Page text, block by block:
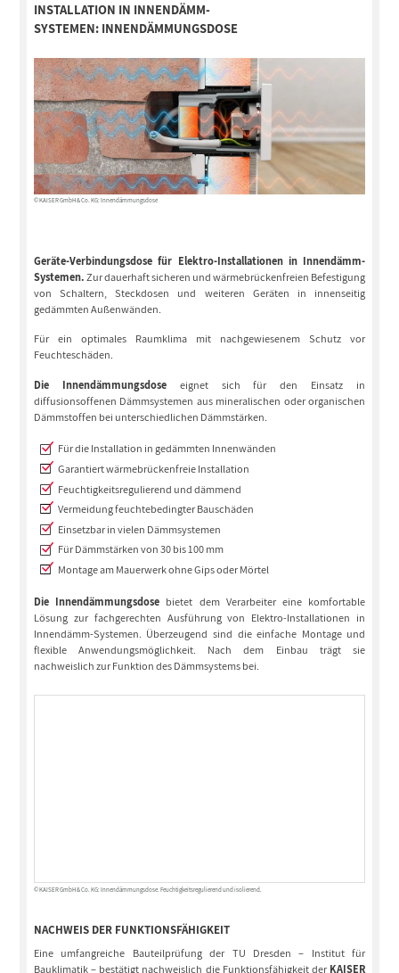
INSTALLATION IN INNENDÄMM-
SYSTEMEN: INNENDÄMMUNGSDOSE
© KAISER GmbH & Co. KG: Innendämmungsdose
Geräte-Verbindungsdose für Elektro-Installationen in Innendämm-
Systemen.Zur dauerhaft sicheren und wärmebrückenfreien Befestigung
von Schaltern, Steckdosen und weiteren Geräten in innenseitig
gedämmten Außenwänden.
Für ein optimales Raumklima mit nachgewiesenem Schutz vor
Feuchteschäden.
Die Innendämmungsdose eignet sich für den Einsatz in
diffusionsoffenen Dämmsystemen aus mineralischen oder organischen
Dämmstoffen bei unterschiedlichen Dämmstärken.
Für die Installation in gedämmten Innenwänden
Garantiert wärmebrückenfreie Installation
Feuchtigkeitsregulierend und dämmend
Vermeidung feuchtebedingter Bauschäden
Einsetzbar in vielen Dämmsystemen
Für Dämmstärken von 30 bis 100 mm
Montage am Mauerwerk ohne Gips oder Mörtel
Die Innendämmungsdose bietet dem Verarbeiter eine komfortable
Lösung zur fachgerechten Ausführung von Elektro-Installationen in
Innendämm-Systemen. Überzeugend sind die einfache Montage und
flexible Anwendungsmöglichkeit. Nach dem Einbau trägt sie
nachweislich zur Funktion des Dämmsystems bei.
© KAISER GmbH & Co. KG: Innendämmungsdose. Feuchtigkeitsregulierend und isolierend.
NACHWEIS DER FUNKTIONSFÄHIGKEIT
Eine umfangreiche Bauteilprüfung der TU Dresden – Institut für
Bauklimatik – bestätigt nachweislich die Funktionsfähigkeit der KAISER